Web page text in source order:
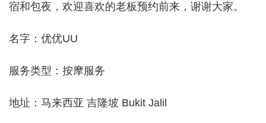
宿和包夜，欢迎喜欢的老板预约前来，谢谢大家。
名字：优优UU
服务类型：按摩服务
地址：马来西亚 吉隆坡 Bukit Jalil